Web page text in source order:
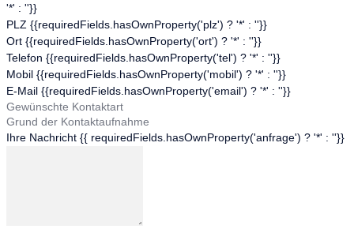
'*' : ''}}
PLZ {{requiredFields.hasOwnProperty('plz') ? '*' : ''}}
Ort {{requiredFields.hasOwnProperty('ort') ? '*' : ''}}
Telefon {{requiredFields.hasOwnProperty('tel') ? '*' : ''}}
Mobil {{requiredFields.hasOwnProperty('mobil') ? '*' : ''}}
E-Mail {{requiredFields.hasOwnProperty('email') ? '*' : ''}}
Gewünschte Kontaktart
Grund der Kontaktaufnahme
Ihre Nachricht {{ requiredFields.hasOwnProperty('anfrage') ? '*' : ''}}